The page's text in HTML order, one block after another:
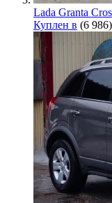
Lada Granta
Куплен в (6 986)